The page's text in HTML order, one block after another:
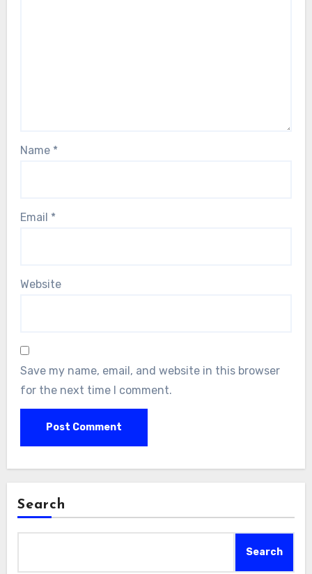
Name *
Email *
Website
Save my name, email, and website in this browser
for the next time I comment.
Search
Search